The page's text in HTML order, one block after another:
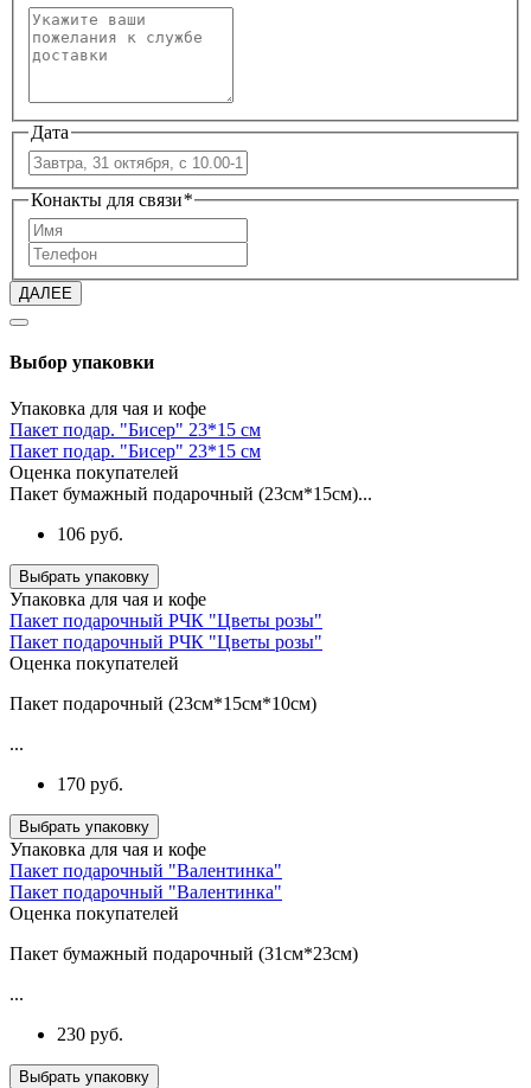
Дата
Конакты для связи*
ДАЛЕЕ
Выбор упаковки
Упаковка для чая и кофе
Пакет подар. "Бисер" 23*15 см
Пакет подар. "Бисер" 23*15 см
Оценка покупателей
Пакет бумажный подарочный (23см*15см)...
106 руб.
Выбрать упаковку
Упаковка для чая и кофе
Пакет подарочный РЧК "Цветы розы"
Пакет подарочный РЧК "Цветы розы"
Оценка покупателей
Пакет подарочный (23см*15см*10см)
...
170 руб.
Выбрать упаковку
Упаковка для чая и кофе
Пакет подарочный "Валентинка"
Пакет подарочный "Валентинка"
Оценка покупателей
Пакет бумажный подарочный (31см*23см)
...
230 руб.
Выбрать упаковку